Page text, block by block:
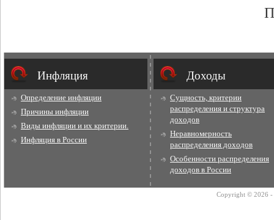
Инфляция
Определение инфляции
Причины инфляции
Виды инфляции и их критерии.
Инфляция в России
Доходы
Сущность, критерии
распределения и структура
доходов
Неравномерность
распределения доходов
Особенности распределения
доходов в России
Copyright © 2026 -